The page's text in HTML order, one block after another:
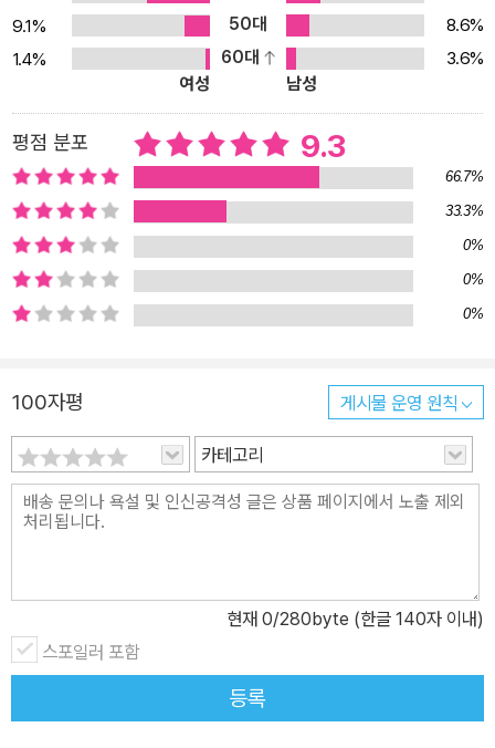
열릴 것이라고 저자는 말한다. 인류는 신과 국가와 기업에 대한 허구
의 이야기를 만들어내 문명을 탄생시켜 발전해왔다. “인간은 다른 어
떤 동물보다 더 많은 사실을 알지만, 또한 더 많은 허구를 믿는다. 이
런 이야기들이 우리 사회의 근간이자 우리 삶에 의미를 주는 원천이
다.” 그래서 새로운 시대를 맞아 새로운 이야기를 만들어낼 인간의 마
음을 아는 것이 코딩을 아는 것보다 중요하다. 기술 전문가, 경제학자
의 지식뿐 아니라 시인과 철학자, 역사가의 지혜가 더욱 필요한 이유
다. 인간의 역사와 미래에 대한 가장 논쟁적이고 대담한 대서사 문명
의 배를 타고 진화의 바다를 항해한 인류는 이제 어디로 나아갈 것인
가! 《사피엔스》는 풍부한 지식·정보를 번뜩이는 스토리텔링으로 직조
흡인하는 경쾌한 글솜씨까지 겸비한 하라리의 책을 읽는 경험은 성대
한 지적 향연에 초대받는 즐거움을 준다. 고고인류학부터 정치, 사회,
경제, 문화, 생명공학, 정보기술, 데이터과학에 이르는 신구 학문의 최
신 성과를 고루 담고 있어, 《사피엔스》를 읽고 나면 웬만한 분야의 주
요 저서들을 두루 섭렵한 셈이 된다. 그러면서도 그는 결코 가볍지 않
론과 상상으로 가지를 뻗는다. 자연과 문화, 물질과 의식, 성과 속, 종
교와 과학, 민주주의와 민족주의, 정체성과 의미, 알고리즘과 데이터
같은 굵직굵직한 학문적 담론이 그의 손에서는 흥미진진한 스토리로
둔갑한다. 변방의 유인원 호모 사피엔스는 어떻게 세상의 지배자가
9.1%
50대
8.6%
1.4%
60대
3.6%
여성
남성
평점 분포 9.3
66.7%
33.3%
0%
0%
0%
100자평 게시물 운영 원칙
카테고리
현재 0/280byte (한글 140자 이내)
스포일러 포함
등록